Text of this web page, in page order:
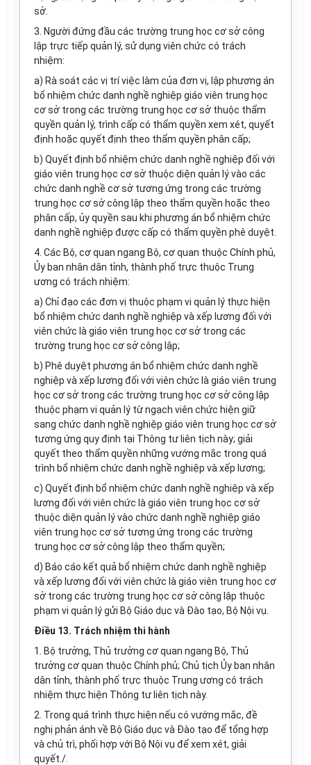
sở.
3. Người đứng đầu các trường trung học cơ sở công
lập trực tiếp quản lý, sử dụng viên chức có trách
nhiệm:
a) Rà soát các vị trí việc làm của đơn vị, lập phương án
bổ nhiệm chức danh nghề nghiệp giáo viên trung học
cơ sở trong các trường trung học cơ sở thuộc thẩm
quyền quản lý, trình cấp có thẩm quyền xem xét, quyết
định hoặc quyết định theo thẩm quyền phân cấp;
b) Quyết định bổ nhiệm chức danh nghề nghiệp đối với
giáo viên trung học cơ sở thuộc diện quản lý vào các
chức danh nghề cơ sở tương ứng trong các trường
trung học cơ sở công lập theo thẩm quyền hoặc theo
phân cấp, ủy quyền sau khi phương án bổ nhiệm chức
danh nghề nghiệp được cấp có thẩm quyền phê duyệt.
4. Các Bộ, cơ quan ngang Bộ, cơ quan thuộc Chính phủ,
Ủy ban nhân dân tỉnh, thành phố trực thuộc Trung
ương có trách nhiệm:
a) Chỉ đạo các đơn vị thuộc phạm vi quản lý thực hiện
bổ nhiệm chức danh nghề nghiệp và xếp lương đối với
viên chức là giáo viên trung học cơ sở trong các
trường trung học cơ sở công lập;
b) Phê duyệt phương án bổ nhiệm chức danh nghề
nghiệp và xếp lương đối với viên chức là giáo viên trung
học cơ sở trong các trường trung học cơ sở công lập
thuộc phạm vi quản lý từ ngạch viên chức hiện giữ
sang chức danh nghề nghiệp giáo viên trung học cơ sở
tương ứng quy định tại Thông tư liên tịch này; giải
quyết theo thẩm quyền những vướng mắc trong quá
trình bổ nhiệm chức danh nghề nghiệp và xếp lương;
c) Quyết định bổ nhiệm chức danh nghề nghiệp và xếp
lương đối với viên chức là giáo viên trung học cơ sở
thuộc diện quản lý vào chức danh nghề nghiệp giáo
viên trung học cơ sở tương ứng trong các trường
trung học cơ sở công lập theo thẩm quyền;
d) Báo cáo kết quả bổ nhiệm chức danh nghề nghiệp
và xếp lương đối với viên chức là giáo viên trung học cơ
sở trong các trường trung học cơ sở công lập thuộc
phạm vi quản lý gửi Bộ Giáo dục và Đào tạo, Bộ Nội vụ.
Điều 13. Trách nhiệm thi hành
1. Bộ trưởng, Thủ trưởng cơ quan ngang Bộ, Thủ
trưởng cơ quan thuộc Chính phủ; Chủ tịch Ủy ban nhân
dân tỉnh, thành phố trực thuộc Trung ương có trách
nhiệm thực hiện Thông tư liên tịch này.
2. Trong quá trình thực hiện nếu có vướng mắc, đề
nghị phản ánh về Bộ Giáo dục và Đào tạo để tổng hợp
và chủ trì, phối hợp với Bộ Nội vụ để xem xét, giải
quyết./.